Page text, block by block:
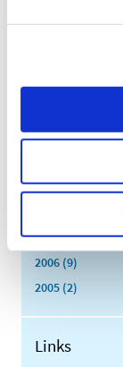
2013 (49)
2011 (13)
2009 (14)
2007 (3)
2006 (9)
2005 (2)
Links